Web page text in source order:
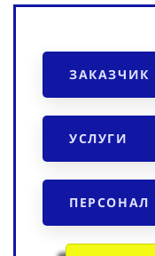
ЗАКАЗЧИК
УСЛУГИ
ПЕРСОНАЛ